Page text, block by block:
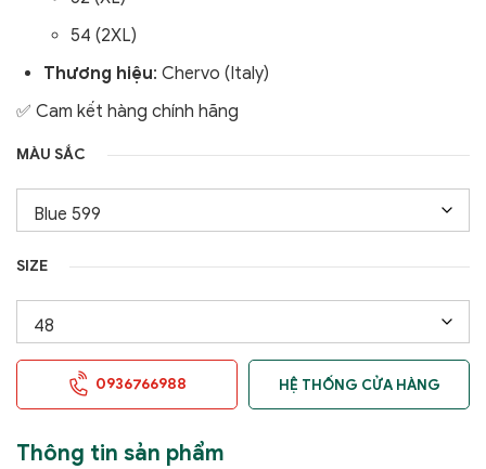
54 (2XL)
Thương hiệu: Chervo (Italy)
✅ Cam kết hàng chính hãng
MÀU SẮC
SIZE
0936766988 HỆ THỐNG CỬA HÀNG
Thông tin sản phẩm